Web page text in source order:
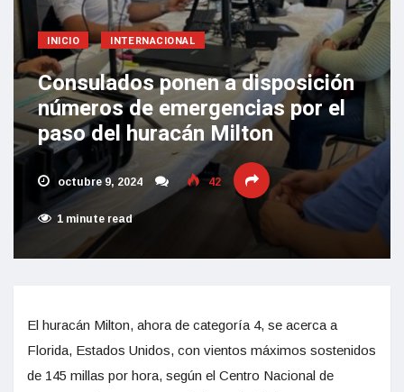
INICIO INTERNACIONAL
Consulados ponen a disposición
números de emergencias por el
paso del huracán Milton
octubre 9, 2024 42
1 minute read
El huracán Milton, ahora de categoría 4, se acerca a
Florida, Estados Unidos, con vientos máximos sostenidos
de 145 millas por hora, según el Centro Nacional de